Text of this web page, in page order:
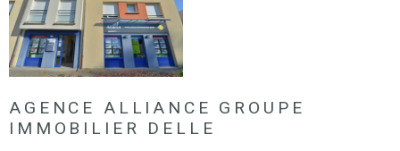
AGENCE ALLIANCE GROUPE
IMMOBILIER DELLE